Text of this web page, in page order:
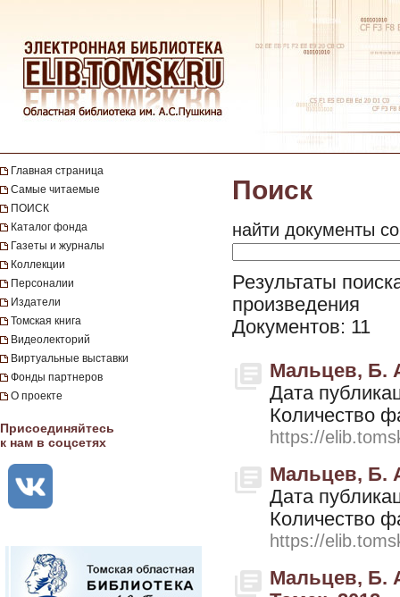
Главная страница
Самые читаемые
ПОИСК
Каталог фонда
Газеты и журналы
Коллекции
Персоналии
Издатели
Томская книга
Видеолекторий
Виртуальные выставки
Фонды партнеров
О проекте
Присоединяйтесь
к нам в соцсетях
Поиск
найти документы
Результаты
произведения
Документов: 11
Мальцев, Б.
Дата
Количество
https://
Мальцев, Б.
Дата
Количество
https://
Мальцев, Б.